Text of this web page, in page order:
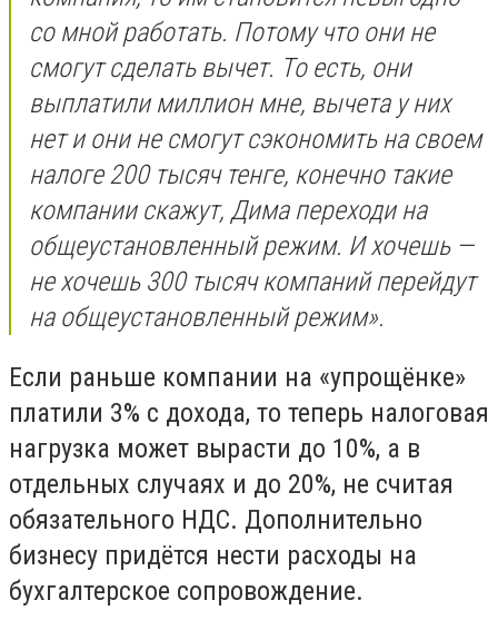
со мной работать. Потому что они не
смогут сделать вычет. То есть, они
выплатили миллион мне, вычета у них
нет и они не смогут сэкономить на своем
налоге 200 тысяч тенге, конечно такие
компании скажут, Дима переходи на
общеустановленный режим. И хочешь —
не хочешь 300 тысяч компаний перейдут
на общеустановленный режим».
Если раньше компании на «упрощёнке»
платили 3% с дохода, то теперь налоговая
нагрузка может вырасти до 10%, а в
отдельных случаях и до 20%, не считая
обязательного НДС. Дополнительно
бизнесу придётся нести расходы на
бухгалтерское сопровождение.